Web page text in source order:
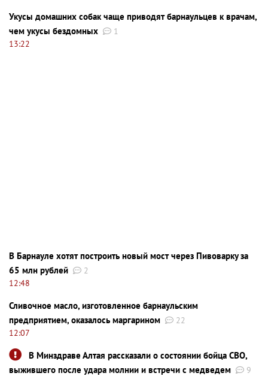
Укусы домашних собак чаще приводят барнаульцев к врачам,
чем укусы бездомных
1
13:22
В Барнауле хотят построить новый мост через Пивоварку за
65 млн рублей
2
12:48
Сливочное масло, изготовленное барнаульским
предприятием, оказалось маргарином
22
12:07
В Минздраве Алтая рассказали о состоянии бойца СВО,
выжившего после удара молнии и встречи с медведем
9